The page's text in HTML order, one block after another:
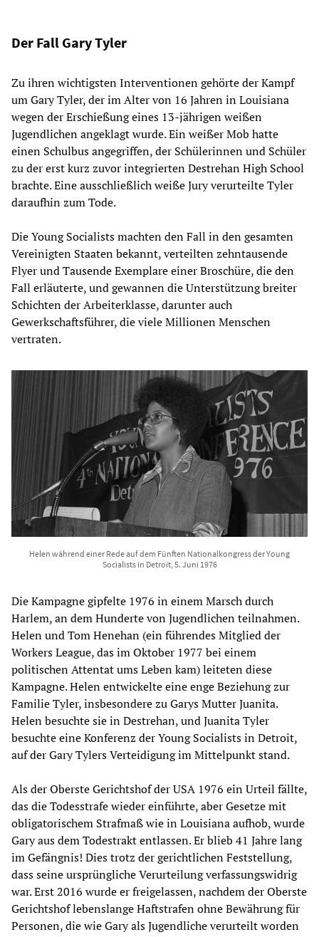
Der Fall Gary Tyler
Zu ihren wichtigsten Interventionen gehörte der Kampf
um Gary Tyler, der im Alter von 16 Jahren in Louisiana
wegen der Erschießung eines 13-jährigen weißen
Jugendlichen angeklagt wurde. Ein weißer Mob hatte
einen Schulbus angegriffen, der Schülerinnen und Schüler
zu der erst kurz zuvor integrierten Destrehan High School
brachte. Eine ausschließlich weiße Jury verurteilte Tyler
daraufhin zum Tode.
Die Young Socialists machten den Fall in den gesamten
Vereinigten Staaten bekannt, verteilten zehntausende
Flyer und Tausende Exemplare einer Broschüre, die den
Fall erläuterte, und gewannen die Unterstützung breiter
Schichten der Arbeiterklasse, darunter auch
Gewerkschaftsführer, die viele Millionen Menschen
vertraten.
Helen während einer Rede auf dem Fünften Nationalkongress der Young
Socialists in Detroit, 5. Juni 1976
Die Kampagne gipfelte 1976 in einem Marsch durch
Harlem, an dem Hunderte von Jugendlichen teilnahmen.
Helen und Tom Henehan (ein führendes Mitglied der
Workers League, das im Oktober 1977 bei einem
politischen Attentat ums Leben kam) leiteten diese
Kampagne. Helen entwickelte eine enge Beziehung zur
Familie Tyler, insbesondere zu Garys Mutter Juanita.
Helen besuchte sie in Destrehan, und Juanita Tyler
besuchte eine Konferenz der Young Socialists in Detroit,
auf der Gary Tylers Verteidigung im Mittelpunkt stand.
Als der Oberste Gerichtshof der USA 1976 ein Urteil fällte,
das die Todesstrafe wieder einführte, aber Gesetze mit
obligatorischem Strafmaß wie in Louisiana aufhob, wurde
Gary aus dem Todestrakt entlassen. Er blieb 41 Jahre lang
im Gefängnis! Dies trotz der gerichtlichen Feststellung,
dass seine ursprüngliche Verurteilung verfassungswidrig
war. Erst 2016 wurde er freigelassen, nachdem der Oberste
Gerichtshof lebenslange Haftstrafen ohne Bewährung für
Personen, die wie Gary als Jugendliche verurteilt worden